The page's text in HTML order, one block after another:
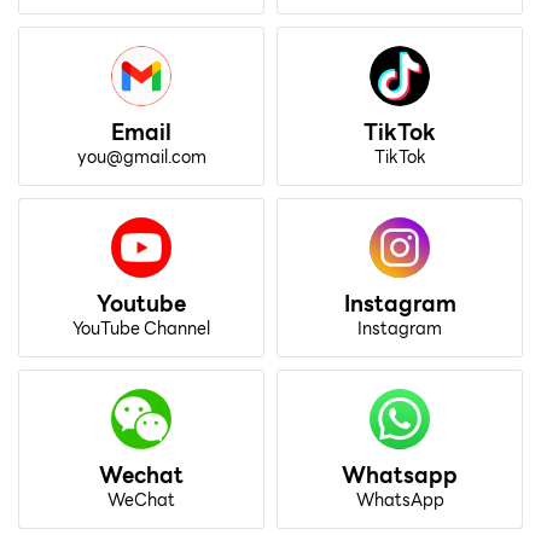
Email
you@gmail.com
TikTok
TikTok
Youtube
YouTube Channel
Instagram
Instagram
Wechat
WeChat
Whatsapp
WhatsApp